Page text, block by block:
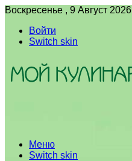
Воскресенье , 9 Август 2026
Войти
Switch skin
Меню
Switch skin